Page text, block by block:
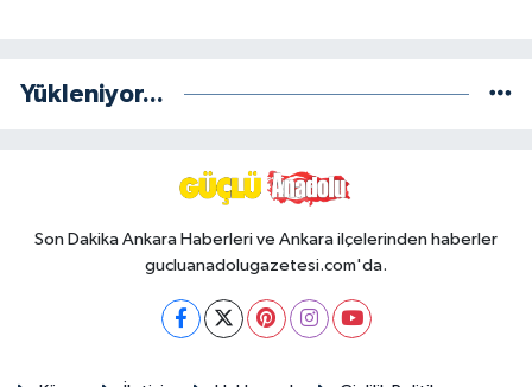
Yükleniyor...
Son Dakika Ankara Haberleri ve Ankara ilçelerinden haberler
gucluanadolugazetesi.com'da.